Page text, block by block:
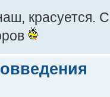
красуется.